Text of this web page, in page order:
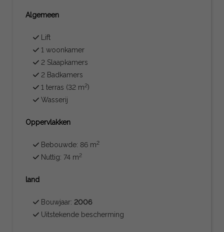
Algemeen
Lift
1 woonkamer
2 Slaapkamers
2 Badkamers
1 terras (32 m2)
Wasserij
Oppervlakken
Bebouwde: 86 m2
Nuttig: 74 m2
land
Bouwjaar: 2006
Uitstekende bescherming